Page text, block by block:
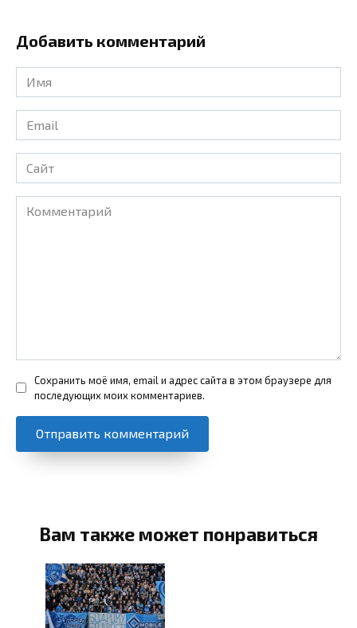
Добавить комментарий
Имя
*
Email
*
Сайт
Комментарий
Сохранить моё имя, email и адрес сайта в этом браузере для
последующих моих комментариев.
Вам также может понравиться